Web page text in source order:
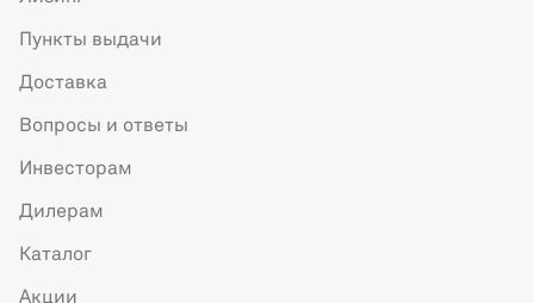
Пункты выдачи
Доставка
Вопросы и ответы
Инвесторам
Дилерам
Каталог
Акции